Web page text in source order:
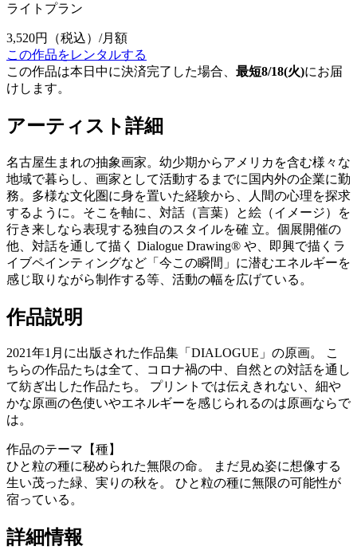
ライトプラン
3,520円
（税込）/月額
この作品をレンタルする
この作品は本日中に決済完了した場合、 最短8/18(火)にお届
けします。
アーティスト詳細
名古屋生まれの抽象画家。幼少期からアメリカを含む様々な
地域で暮らし、画家として活動するまでに国内外の企業に勤
務。多様な文化圏に身を置いた経験から、人間の心理を探求
するように。そこを軸に、対話（言葉）と絵（イメージ）を
行き来しなら表現する独自のスタイルを確 立。個展開催の
他、対話を通して描く Dialogue Drawing® や、即興で描くラ
イブペインティングなど「今この瞬間」に潜むエネルギーを
感じ取りながら制作する等、活動の幅を広げている。
作品説明
2021年1月に出版された作品集「DIALOGUE」の原画。 こ
ちらの作品たちは全て、コロナ禍の中、自然との対話を通し
て紡ぎ出した作品たち。 プリントでは伝えきれない、細や
かな原画の色使いやエネルギーを感じられるのは原画ならで
は。
作品のテーマ【種】
ひと粒の種に秘められた無限の命。 まだ見ぬ姿に想像する
生い茂った緑、実りの秋を。 ひと粒の種に無限の可能性が
宿っている。
詳細情報